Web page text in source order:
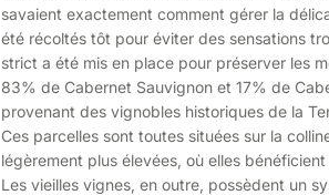
savaient exactement comment gérer la
été récoltés tôt pour éviter des sensations
strict a été mis en place pour préserver les
83% de Cabernet Sauvignon et 17% de
provenant des vignobles historiques de la
Ces parcelles sont toutes situées sur la
légèrement plus élevées, où elles
Les vieilles vignes, en outre, possèdent un